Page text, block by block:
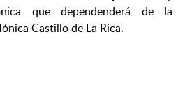
que dependenderá de la
Castillo de La Rica.